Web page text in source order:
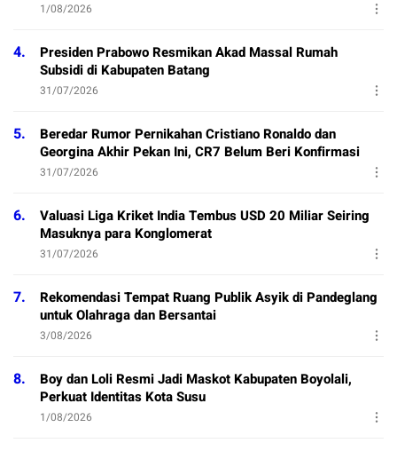
1/08/2026
4.
Presiden Prabowo Resmikan Akad Massal Rumah
Subsidi di Kabupaten Batang
31/07/2026
5.
Beredar Rumor Pernikahan Cristiano Ronaldo dan
Georgina Akhir Pekan Ini, CR7 Belum Beri Konfirmasi
31/07/2026
6.
Valuasi Liga Kriket India Tembus USD 20 Miliar Seiring
Masuknya para Konglomerat
31/07/2026
7.
Rekomendasi Tempat Ruang Publik Asyik di Pandeglang
untuk Olahraga dan Bersantai
3/08/2026
8.
Boy dan Loli Resmi Jadi Maskot Kabupaten Boyolali,
Perkuat Identitas Kota Susu
1/08/2026